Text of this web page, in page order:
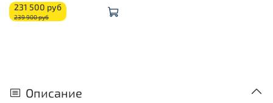
231 500 руб
239 900 руб
Описание